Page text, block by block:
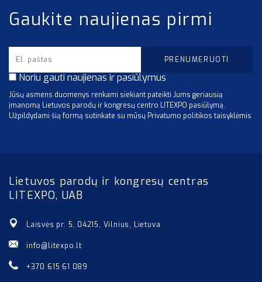
Gaukite naujienas pirmi
Noriu gauti naujienas ir pasiūlymus
Jūsų asmens duomenys renkami siekiant pateikti Jums geriausią
įmanomą Lietuvos parodų ir kongresų centro LITEXPO pasiūlymą.
Užpildydami šią formą sutinkate su mūsų Privatumo politikos taisyklėmis
Lietuvos parodų ir kongresų centras
LITEXPO, UAB
Laisvės pr. 5, 04215, Vilnius, Lietuva
info@litexpo.lt
+370 615 61 089